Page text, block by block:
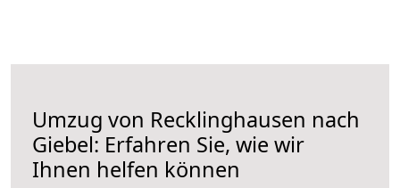
Umzug von Recklinghausen nach
Giebel: Erfahren Sie, wie wir
Ihnen helfen können